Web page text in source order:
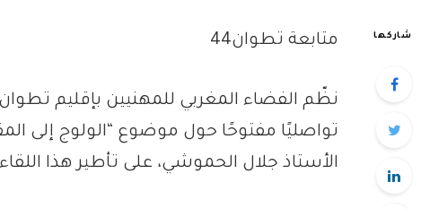
شاركها متابعة تطوان44
تواصليًا مفتوحًا حول موضوع “الولوج إلى
الأستاذ جلال الحموشي، على تأطير هذا